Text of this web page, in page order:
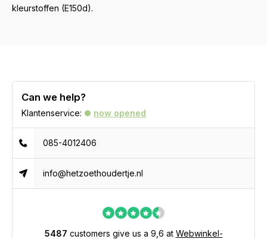
kleurstoffen (E150d).
Can we help?
Klantenservice: now opened
085-4012406
info@hetzoethoudertje.nl
5487 customers give us a 9,6 at Webwinkel-